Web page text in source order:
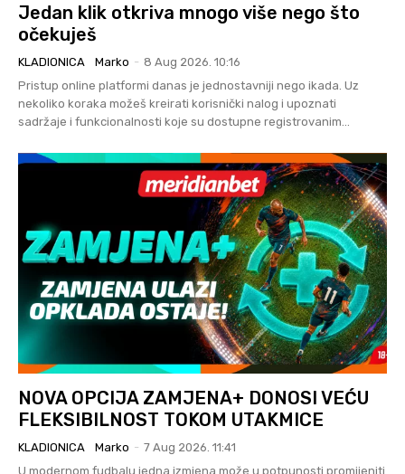
Jedan klik otkriva mnogo više nego što
očekuješ
KLADIONICA Marko - 8 Aug 2026. 10:16
Pristup online platformi danas je jednostavniji nego ikada. Uz
nekoliko koraka možeš kreirati korisnički nalog i upoznati
sadržaje i funkcionalnosti koje su dostupne registrovanim...
NOVA OPCIJA ZAMJENA+ DONOSI VEĆU
FLEKSIBILNOST TOKOM UTAKMICE
KLADIONICA Marko - 7 Aug 2026. 11:41
U modernom fudbalu jedna izmjena može u potpunosti promijeniti